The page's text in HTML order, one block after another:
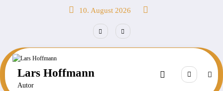
10. August 2026
Lars Hoffmann
Autor